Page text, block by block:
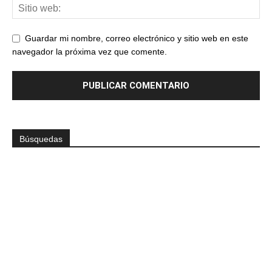
Guardar mi nombre, correo electrónico y sitio web en este
navegador la próxima vez que comente.
Búsquedas